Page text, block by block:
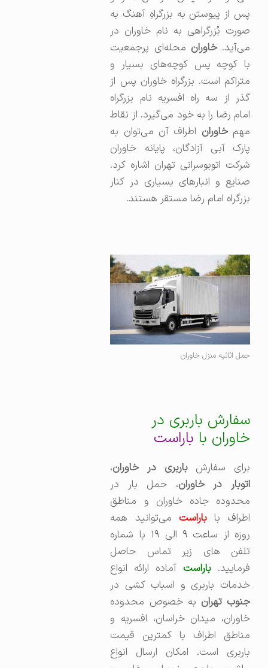
پس از پیوستن به بزرگراهِ آهنگ به
صورت بُزرگراهی به نام خاوران در
می‌آید.خاورانمحله‌ای پرجمعیت
با کوچه پس کوچه‌های بسیار و
متراکم است. بزرگراه خاوران پس از
گذر از سه راه افسریه نام بزرگراه
امام رضا را به خود می‌گیرد. از نقاط
مهمخاوراناطراف آن می‌توان به
پارک آبی آزادگان، پایانه خاوران
شرکت اتوبوسرانی تهران اشاره کرد.
صنایع و انبارهای بسیاری در کنار
بزرگراه امام رضا مستقر هستند.
حمل اثاثیه منزل خاوران
سفارش باربری در
خاوران با باراست
برای سفارشباربری در خاوران،‌
اتوبار در خاوران، حمل بار در
محدوده جاده خاوران و مناطق
اطراف با باراستمی‌توانید همه
روزه از ساعت ۹ الی ۱۹ با شماره
تلفن های زیر تماس حاصل
فرمایید.باراستآماده ارائه انواع
خدمات باربری و اسباب کشی در
جنوب تهرانبه خصوص محدوده
خاوران، میدان خراسان، افسریه و
مناطق اطراف با کمترین قیمت
باربری است. امکان ارسال انواع